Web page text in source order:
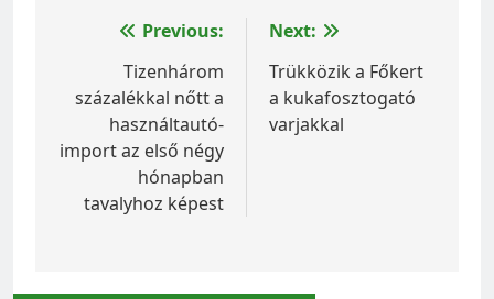
Bejegyzés
navigáció
Previous:
Tizenhárom
százalékkal nőtt a
használtautó-
import az első négy
hónapban
tavalyhoz képest
Next:
Trükközik a Főkert
a kukafosztogató
varjakkal